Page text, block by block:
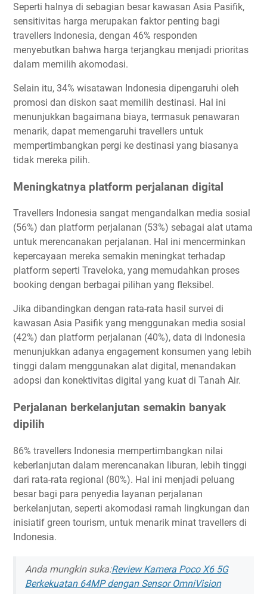
Seperti halnya di sebagian besar kawasan Asia Pasifik,
sensitivitas harga merupakan faktor penting bagi
travellers Indonesia, dengan 46% responden
menyebutkan bahwa harga terjangkau menjadi prioritas
dalam memilih akomodasi.
Selain itu, 34% wisatawan Indonesia dipengaruhi oleh
promosi dan diskon saat memilih destinasi. Hal ini
menunjukkan bagaimana biaya, termasuk penawaran
menarik, dapat memengaruhi travellers untuk
mempertimbangkan pergi ke destinasi yang biasanya
tidak mereka pilih.
Meningkatnya platform perjalanan digital
Travellers Indonesia sangat mengandalkan media sosial
(56%) dan platform perjalanan (53%) sebagai alat utama
untuk merencanakan perjalanan. Hal ini mencerminkan
kepercayaan mereka semakin meningkat terhadap
platform seperti Traveloka, yang memudahkan proses
booking dengan berbagai pilihan yang fleksibel.
Jika dibandingkan dengan rata-rata hasil survei di
kawasan Asia Pasifik yang menggunakan media sosial
(42%) dan platform perjalanan (40%), data di Indonesia
menunjukkan adanya engagement konsumen yang lebih
tinggi dalam menggunakan alat digital, menandakan
adopsi dan konektivitas digital yang kuat di Tanah Air.
Perjalanan berkelanjutan semakin banyak
dipilih
86% travellers Indonesia mempertimbangkan nilai
keberlanjutan dalam merencanakan liburan, lebih tinggi
dari rata-rata regional (80%). Hal ini menjadi peluang
besar bagi para penyedia layanan perjalanan
berkelanjutan, seperti akomodasi ramah lingkungan dan
inisiatif green tourism, untuk menarik minat travellers di
Indonesia.
Anda mungkin suka:Review Kamera Poco X6 5G
Berkekuatan 64MP dengan Sensor OmniVision